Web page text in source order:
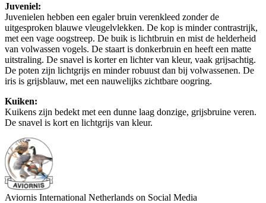
Juveniel:
Juvenielen hebben een egaler bruin verenkleed zonder de
uitgesproken blauwe vleugelvlekken. De kop is minder contrastrijk,
met een vage oogstreep. De buik is lichtbruin en mist de helderheid
van volwassen vogels. De staart is donkerbruin en heeft een matte
uitstraling. De snavel is korter en lichter van kleur, vaak grijsachtig.
De poten zijn lichtgrijs en minder robuust dan bij volwassenen. De
iris is grijsblauw, met een nauwelijks zichtbare oogring.
Kuiken:
Kuikens zijn bedekt met een dunne laag donzige, grijsbruine veren.
De snavel is kort en lichtgrijs van kleur.
Aviornis International Netherlands on Social Media